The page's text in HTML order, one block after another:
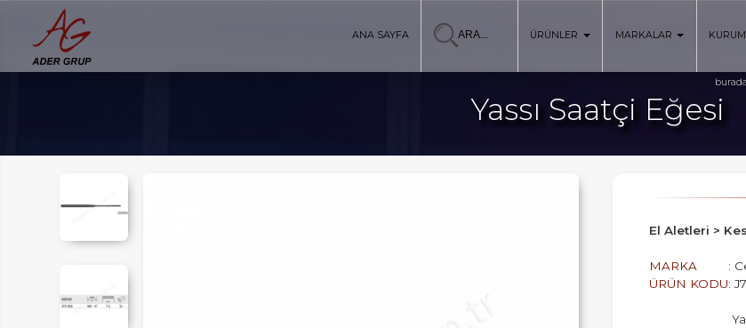
ANA SAYFA ÜRÜNLER MARKALAR
Yassı Saatçi Eğesi
El Aletleri >
MARKA
:
ÜRÜN KODU: